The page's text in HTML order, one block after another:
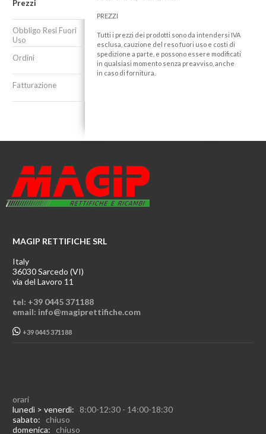
Prezzi
Obbligo Resi Fuori
Uso
Ordini
Fatturazione
PREZZI
Tutti i prezzi dei prodotti sono da intendersi IVA
esclusa, cauzione del reso fuori uso e costi di
spedizione a parte, e possono essere modificati
in qualsiasi momento senza preavviso, anche
in caso di fornitura.
MAGIP RETTIFICHE SRL
Italy
36030 Sarcedo (VI)
via del Lavoro 11
tel: +39 0445 371188
email: info@magiprettifiche.com
+39 0445 371188
orari
lunedì > venerdì: 8:00-12:30 - 14:00-18:30
sabato: chiuso
domenica: chiuso